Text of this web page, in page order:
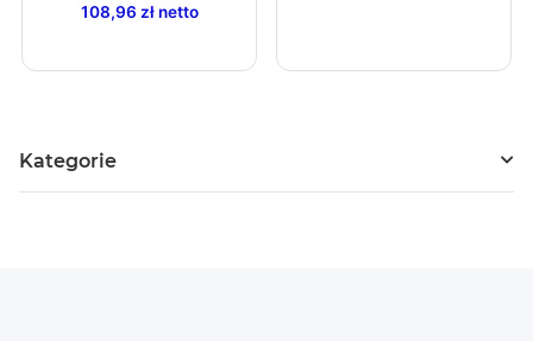
108,96 zł netto
Kategorie